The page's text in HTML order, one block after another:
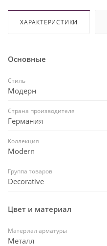
ХАРАКТЕРИСТИКИ
Основные
Стиль
Модерн
Страна производителя
Германия
Коллекция
Modern
Группа товаров
Decorative
Цвет и материал
Материал арматуры
Металл